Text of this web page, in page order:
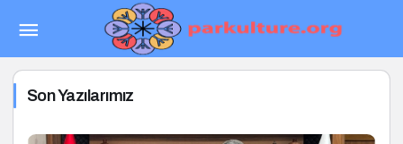
Son Yazılarımız